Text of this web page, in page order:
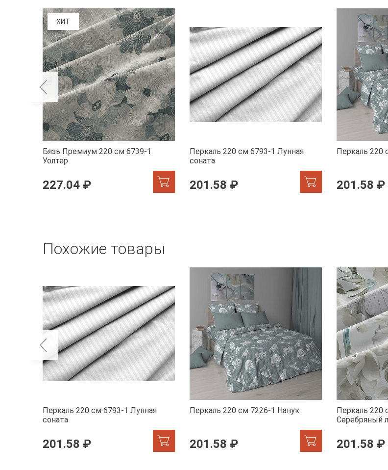
ХИТ
Бязь Премиум 220 см 6739-1
Уолтер
227.04 ₽
Перкаль 220 см 6793-1 Лунная
соната
201.58 ₽
Перкаль 220
201.58 ₽
Похожие товары
Перкаль 220 см 6793-1 Лунная
соната
201.58 ₽
Перкаль 220 см 7226-1 Нанук
201.58 ₽
Перкаль 220
Серебряный
201.58 ₽